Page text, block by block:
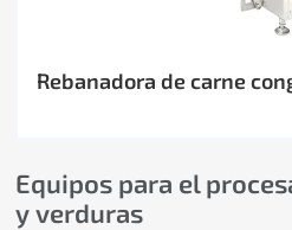
Rebanadora de carne
Equipos para el
y verduras